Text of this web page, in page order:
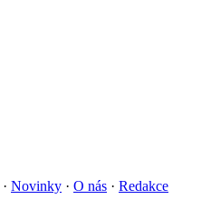
· Novinky · O nás · Redakce